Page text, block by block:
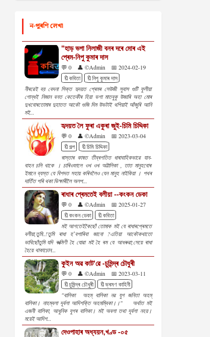
ন-পুৰণি লেখা
"হাড় ভগা নিলাজী বনৰ দৰে মোৰ এই
প্ৰেম-নিপু কুমাৰ দাস
💬 0 👤 ©Admin
📅 2024-02-19
🔖কবিতা
🔖নিপু কুমাৰ দাস
নীৰৱেই বয় বেদনা সিক্ত হৃদয়ত প্ৰেমৰ সেউজী সুবাস গুটি ফুলীয়া
গোন্ধই নিজান বনত কেতেকীৰ হিয়া ভগা মাতবুকু উজাৰি অহা মোৰ
দুখবোৰতোমাৰ দুহাতত আকৌ গুজি দিম উভটাই থপিয়াই আঁজুৰি আনি
মই...
হৃদয়ত লৈ ফুৰা একুৰা জুই-চিমি চিদ্দিকা
💬 0 👤 ©Admin
📅 2023-03-04
🔖গল্প
🔖চিমি চিদ্দিকা
ৰাস্তাৰ কাষত তীব্ৰগতিত ধাৰাবাহিকভাৱে যান-
বাহন চলি থাকে । চাৰিওফালে ওখ ওখ অট্টালিকা , তাত মানুহবোৰ
ইমানে ব্যস্ত যে বিপদত সহায় কৰিবলৈও যেন মানুহ নাইকিয়া । পথৰ
দাতিঁত পৰি থকা ভিক্ষাৰীলৈ অলপ...
ৰাধাৰ প্ৰেমতেই বলীয়া --কংকন ডেকা
💬 0 👤 ©Admin
📅 2025-01-27
🔖কংকন ডেকা
🔖কবিতা
মই আগতেইকৈছোঁ তোমাক মই যে ৰাধাৰপ্ৰেমতে
বলীয়া,তুমি..!তুমি ৰাধা হʼবপাৰিবা জানো ?এতিয়া আকৌকথাতো
ভাবিছোঁতুমি যদি ৰুক্মিণী হৈ যোৱা মই হৈ ৰম যে আধৰুৱা;সেয়ে ৰাধা
হৈয়ে থাকাচোন...
কুইন অৱ কাট'ৱে -চুমিন্দ্ৰ চৌধুৰী
💬 0 👤 ©Admin
📅 2023-03-11
🔖চুমিন্দ্ৰ চৌধুৰী
🔖ভ্ৰমণ কাহিনী
"বালিকা অহম্ বালিকা নৱ যুগ জনিতা অহম্
বালিকা। নাহম্বলা দূৰ্বলা আদিশক্তি অহমম্বিকা।।" অৰ্থাত মই
এজনী বালিকা, আধুনিক যুগৰ বালিকা। মই অবলা তথা দূৰ্বলা নহয়।
ময়েই আদিশ...
দেওপাহাৰ অধ্যয়ন,খণ্ড -০৫